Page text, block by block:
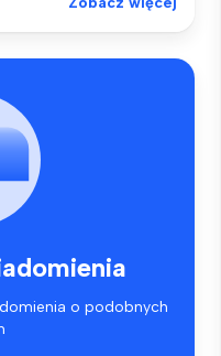
o podobnych